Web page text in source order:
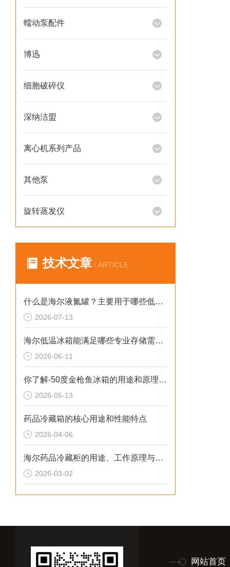
蠕动泵配件
博迅
细胞破碎仪
深纳洁盟
离心机系列产品
其他泵
旋转蒸发仪
技术文章 / ARTICLE
什么是海尔液氮罐？主要用于哪些低温存储场景？
2026-07-13
海尔低温冰箱能满足哪些专业存储需求？
2026-06-11
你了解-50度金枪鱼冰箱的用途和原理吗？
2026-05-13
药品冷藏箱的核心用途和性能特点
2026-04-06
海尔药品冷藏柜的用途、工作原理与使用注意事项
2026-03-02
网站首页